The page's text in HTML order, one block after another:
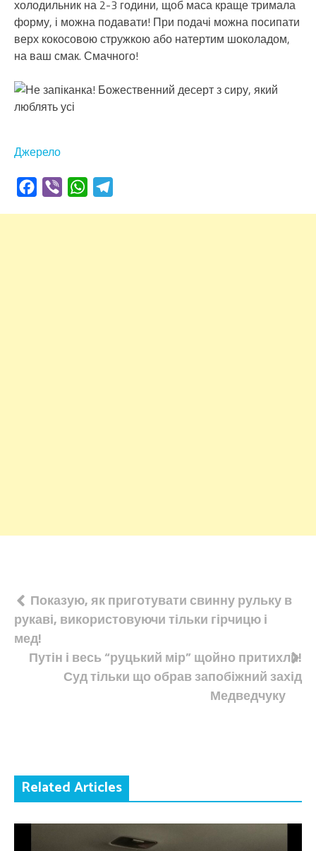
холодильник на 2-3 години, щоб маса краще тримала
форму, і можна подавати! При подачі можна посипати
верх кокосовою стружкою або натертим шоколадом,
на ваш смак. Смачного!
Джерело
Facebook
Viber WhatsApp
Навігація
записів
Показую, як приготувати свинну рульку в
рукаві, використовуючи тільки гірчицю і
мед!
Путін і весь “руцький мір” щойно притихли!
Суд тільки що обрав запобіжний захід
Медведчуку
Related Articles